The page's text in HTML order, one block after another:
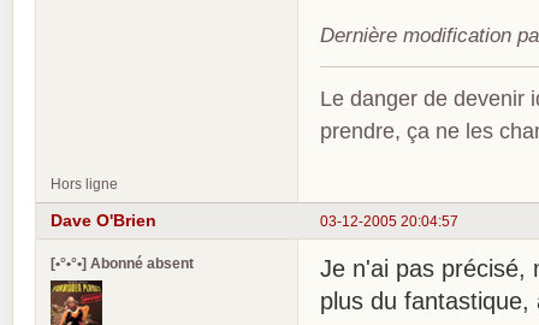
Dernière modification
Le danger de devenir
prendre, ça ne les
Hors ligne
03-12-2005 20:04:57
Dave O'Brien
[•°•°•] Abonné absent
Je n'ai pas précisé,
plus du